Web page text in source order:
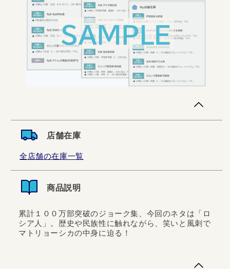
店舗在庫
全店舗の在庫一覧
商品説明
累計１００万部突破のジョーク集、今回のネタは「ロ
シア人」。歴史や民族性に触れながら、笑いと風刺で
マトリョーシカの中身に迫る！